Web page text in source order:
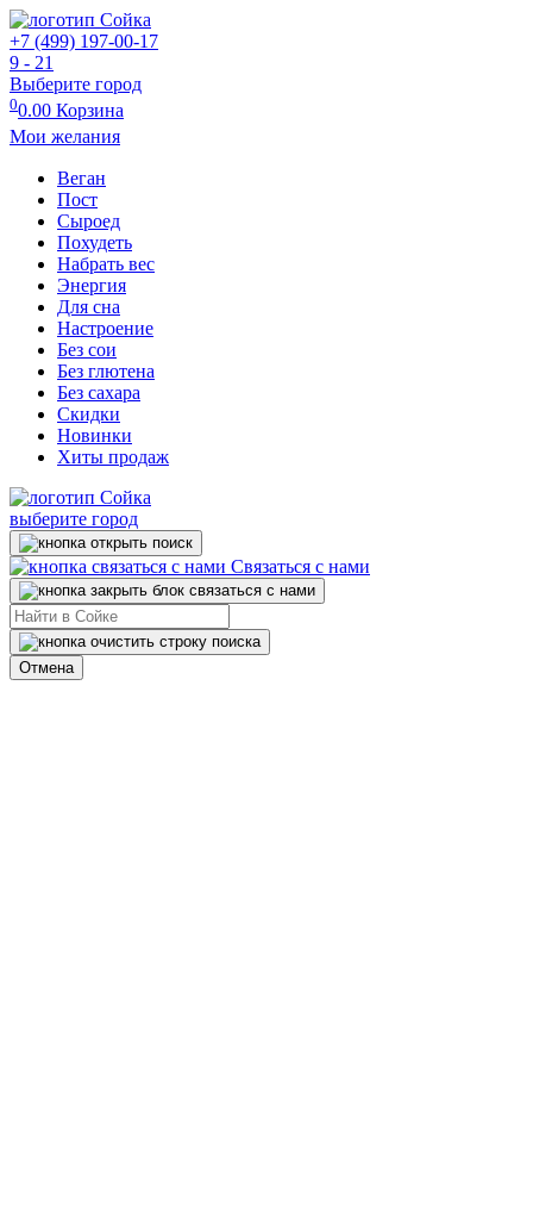
+7 (499) 197-00-17
9 - 21
Выберите город
00.00 Корзина
Мои желания
Веган
Пост
Сыроед
Похудеть
Набрать вес
Энергия
Для сна
Настроение
Без сои
Без глютена
Без сахара
Скидки
Новинки
Хиты продаж
выберите город
Связаться с нами
Отмена